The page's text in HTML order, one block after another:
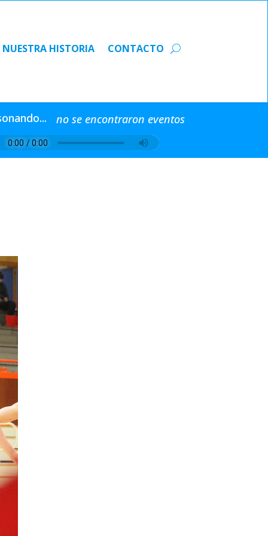
NUESTRA HISTORIA CONTACTO
NUESTRA HISTORIA CONTACTO
no se encontraron eventos